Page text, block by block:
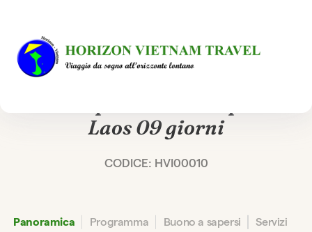
Laos 09 giorni
CODICE: HVI00010
Panoramica Programma Buono a sapersi Servizi